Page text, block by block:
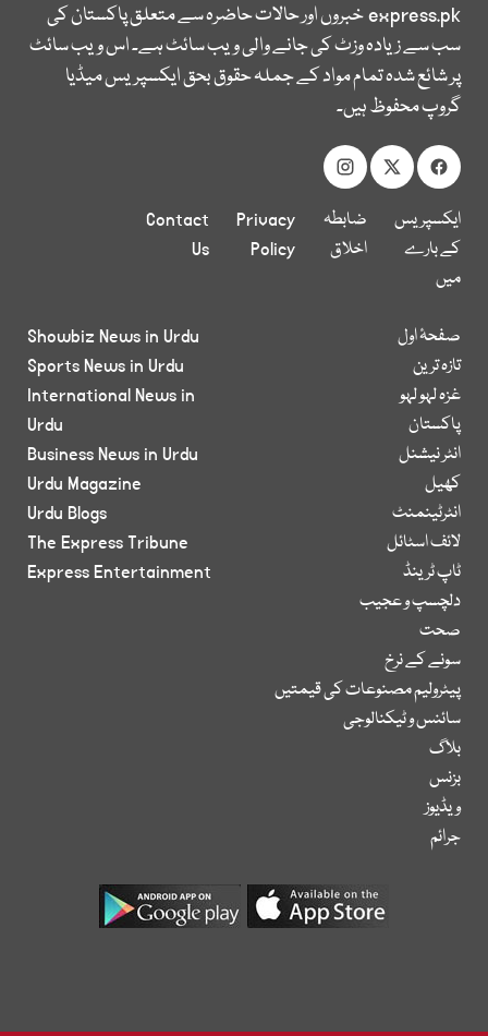
express.pkخبروں اور حالات حاضرہ سے متعلق پاکستان کی
سب سے زیادہ وزٹ کی جانے والی ویب سائٹ ہے۔ اس ویب سائٹ
پر شائع شدہ تمام مواد کے جملہ حقوق بحق ایکسپریس میڈیا
گروپ محفوظ ہیں۔
ایکسپریس
کے بارے
میں
ضابطہ
اخلاق
Privacy
Policy
Contact
Us
صفحۂ اول
تازہ ترین
غزہ لہو لہو
پاکستان
انٹر نیشنل
کھیل
انٹرٹینمنٹ
لائف اسٹائل
ٹاپ ٹرینڈ
دلچسپ و عجیب
صحت
سونے کے نرخ
پیٹرولیم مصنوعات کی قیمتیں
سائنس و ٹیکنالوجی
بلاگ
بزنس
ویڈیوز
جرائم
Showbiz News in Urdu
Sports News in Urdu
International News in
Urdu
Business News in Urdu
Urdu Magazine
Urdu Blogs
The Express Tribune
Express Entertainment